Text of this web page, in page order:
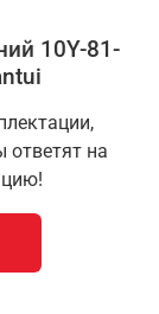
10Y-81-
на